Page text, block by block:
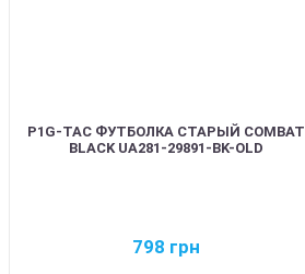
P1G-TAC ФУТБОЛКА СТАРЫЙ COMBAT
BLACK UA281-29891-BK-OLD
798 грн